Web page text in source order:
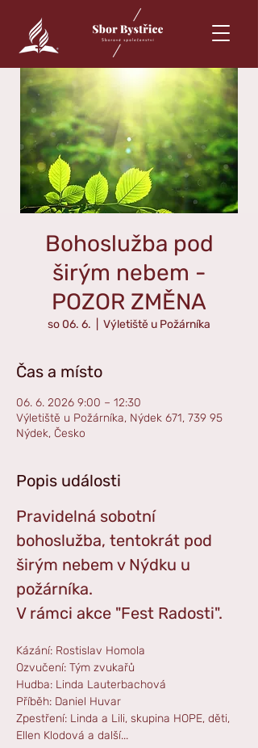
Bohoslužba pod
širým nebem -
POZOR ZMĚNA
so 06. 6. Výletiště u Požárníka
Čas a místo
06. 6. 2026 9:00 – 12:30
Výletiště u Požárníka, Nýdek 671, 739 95
Nýdek, Česko
Popis události
Pravidelná sobotní
bohoslužba, tentokrát pod
širým nebem v Nýdku u
požárníka.
V rámci akce "Fest Radosti".
Kázání: Rostislav Homola
Ozvučení: Tým zvukařů
Hudba: Linda Lauterbachová
Příběh: Daniel Huvar
Zpestření: Linda a Lili, skupina HOPE, děti,
Ellen Klodová a další...